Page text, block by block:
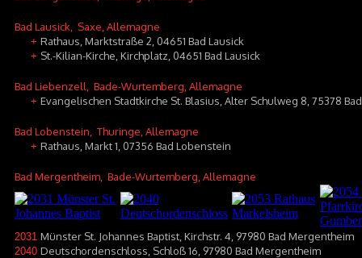
Bad Lausick , Saxe, Allemagne
+ Rathaus, Marktstraße 2, 04651 Bad Lausick
+ St.-Kilian-Kirche, Kirchplatz, 04651 Bad Lausick
Bad Liebenzell , Bade-Wurtemberg, Allemagne
+ Evangelischen Stadtkirche St. Blasius, Alter Schulweg 8, 75378
Bad Lobenstein , Thuringe, Allemagne
+ Rathaus, Markt 1, 07356 Bad Lobenstein
Bad Mergentheim , Bade-Wurtemberg, Allemagne
2031 Münster St. Johannes Baptist, Kirchstr. 4, 97980 Bad Mergentheim
2040 Deutschordenschloss, Schloß 16, 97980 Bad Mergentheim